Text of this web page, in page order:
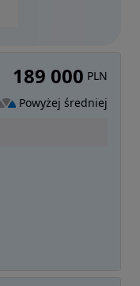
189 000 PLN
Powyżej średniej